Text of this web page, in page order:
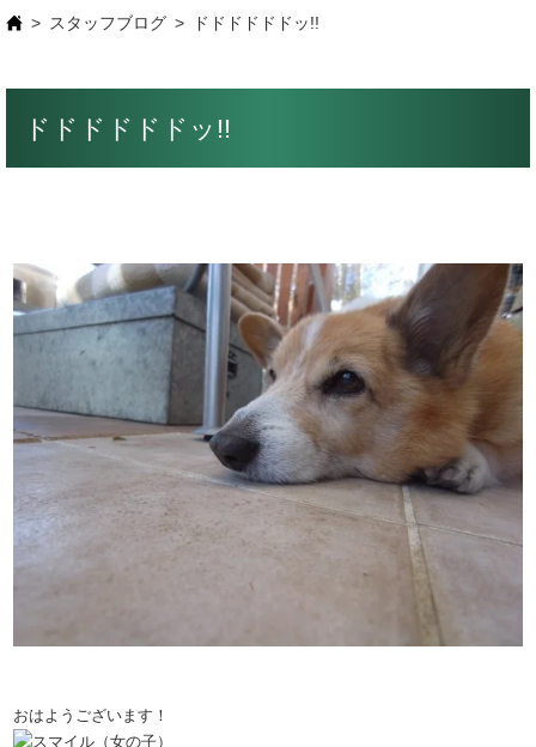
スタッフブログ ドドドドドドッ!!
ドドドドドドッ!!
おはようございます！